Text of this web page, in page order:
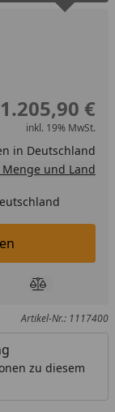
eins erhöhen
1.205,90 €
inkl. 19% MwSt.
in Deutschland
und Land
legen
Produkt
Artikel-Nr.: 1117400
zu diesem